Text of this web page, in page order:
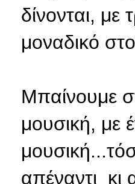
δίνονται,
μοναδικό
Μπαίνουμε
μουσική, με
απέναντι κι